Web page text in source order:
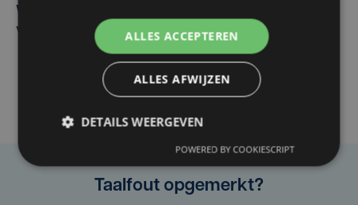
West, dat ook een nieuwe voltijdse gynaecoloog
verwelkomt
Taalfout opgemerkt?
ALLES ACCEPTEREN
ALLES AFWIJZEN
DETAILS WEERGEVEN
POWERED BY COOKIESCRIPT